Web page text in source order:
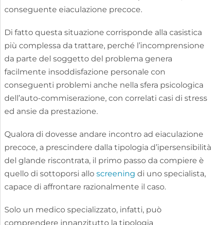
conseguente eiaculazione precoce.
Di fatto questa situazione corrisponde alla casistica
più complessa da trattare, perché l’incomprensione
da parte del soggetto del problema genera
facilmente insoddisfazione personale con
conseguenti problemi anche nella sfera psicologica
dell’auto-commiserazione, con correlati casi di stress
ed ansie da prestazione.
Qualora di dovesse andare incontro ad eiaculazione
precoce, a prescindere dalla tipologia d’ipersensibilità
del glande riscontrata, il primo passo da compiere è
quello di sottoporsi allo screening di uno specialista,
capace di affrontare razionalmente il caso.
Solo un medico specializzato, infatti, può
comprendere innanzitutto la tipologia